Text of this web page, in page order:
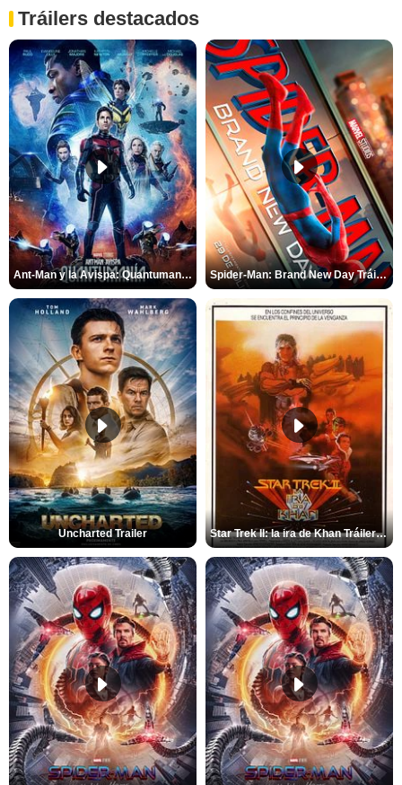
Tráilers destacados
Ant-Man y la Avispa: Quantumanía Tráiler (2) Spider-Man: Brand New Day Tráiler (3)
Uncharted Trailer Star Trek II: la ira de Khan Tráiler VO